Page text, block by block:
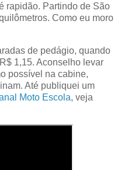
rapidão. Partindo de São
Como eu moro
de pedágio, quando
1,15. Aconselho levar
possível na cabine,
Até publiquei um
Moto Escola, veja